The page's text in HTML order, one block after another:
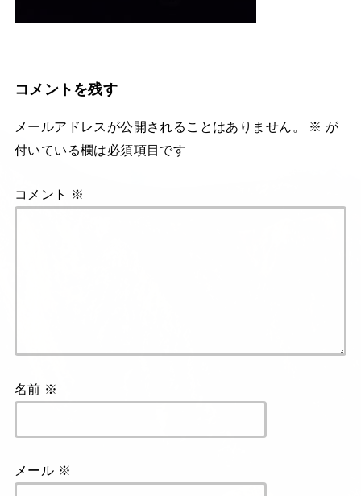
コメントを残す
メールアドレスが公開されることはありません。 ※ が
付いている欄は必須項目です
コメント ※
名前 ※
メール ※